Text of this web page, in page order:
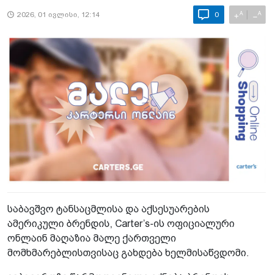
2026, 01 ივლისი, 12:14 0 +A −A
საბავშვო ტანსაცმლისა და აქსესუარების
ამერიკული ბრენდის, Carter’s-ის ოფიციალური
ონლაინ მაღაზია მალე ქართველი
მომხმარებლისთვისაც გახდება ხელმისაწვდომი.